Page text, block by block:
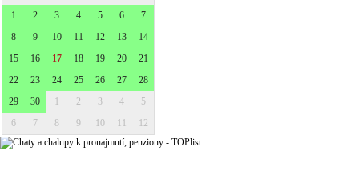
1 2 3 4 5 6
7
8
9 10 11 12 13
14
15
16 17 18 19 20
21
22
23 24 25 26 27
28
29
30 1 2 3 4
5
6
7 8 9 10 11 12